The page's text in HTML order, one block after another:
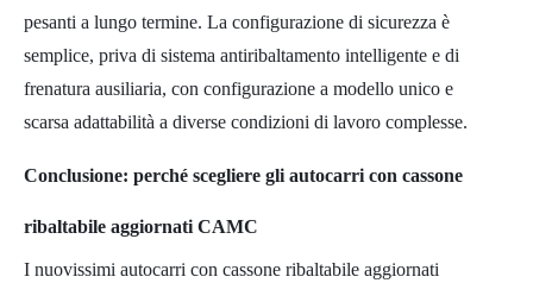
pesanti a lungo termine. La configurazione di sicurezza è
semplice, priva di sistema antiribaltamento intelligente e di
frenatura ausiliaria, con configurazione a modello unico e
scarsa adattabilità a diverse condizioni di lavoro complesse.
Conclusione: perché scegliere gli autocarri con cassone
ribaltabile aggiornati CAMC
I nuovissimi autocarri con cassone ribaltabile aggiornati